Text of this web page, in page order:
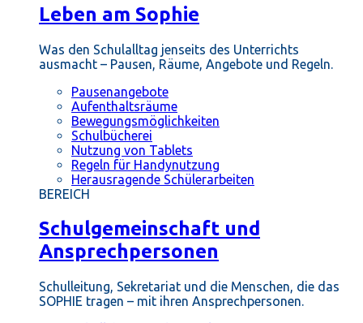
Leben am Sophie
Was den Schulalltag jenseits des Unterrichts
ausmacht – Pausen, Räume, Angebote und Regeln.
Pausenangebote
Aufenthaltsräume
Bewegungsmöglichkeiten
Schulbücherei
Nutzung von Tablets
Regeln für Handynutzung
Herausragende Schülerarbeiten
BEREICH
Schulgemeinschaft und
Ansprechpersonen
Schulleitung, Sekretariat und die Menschen, die das
SOPHIE tragen – mit ihren Ansprechpersonen.